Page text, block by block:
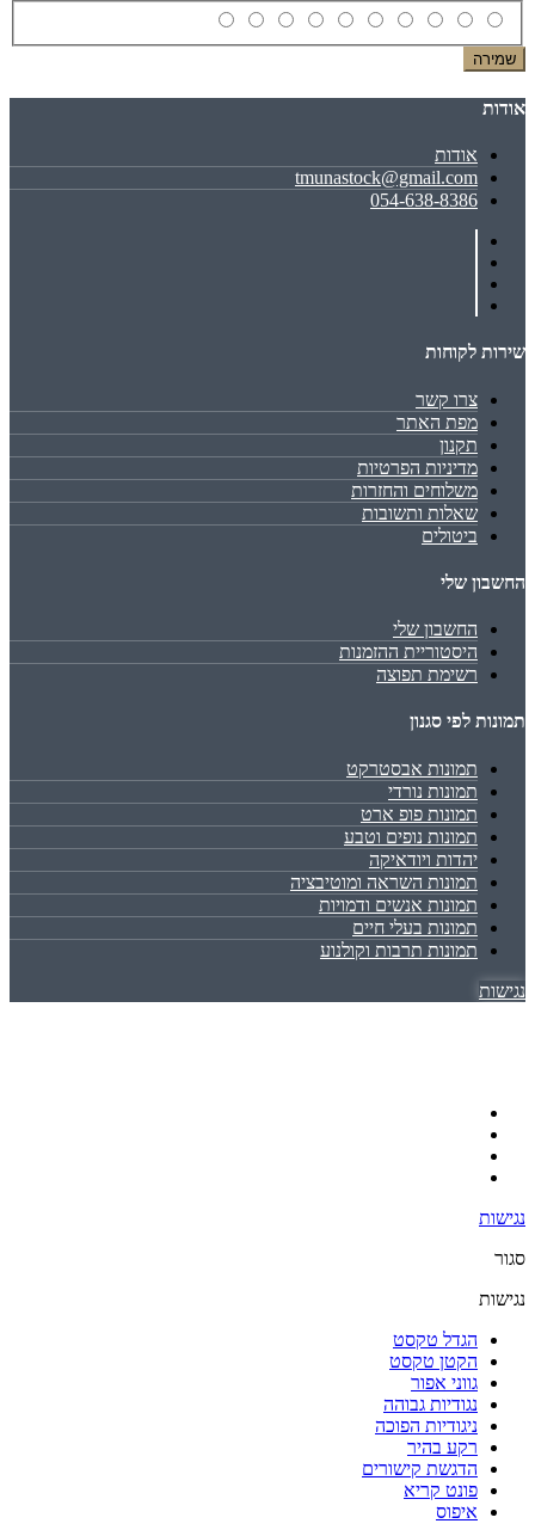
שמירה
אודות
אודות
tmunastock@gmail.com
054-638-8386
שירות לקוחות
צרו קשר
מפת האתר
תקנון
מדיניות הפרטיות
משלוחים והחזרות
שאלות ותשובות
ביטולים
החשבון שלי
החשבון שלי
היסטוריית ההזמנות
רשימת תפוצה
תמונות לפי סגנון
תמונות אבסטרקט
תמונות נורדי
תמונות פופ ארט
תמונות נופים וטבע
יהדות ויודאיקה
תמונות השראה ומוטיבציה
תמונות אנשים ודמויות
תמונות בעלי חיים
תמונות תרבות וקולנוע
נגישות
נגישות
סגור
נגישות
הגדל טקסט
הקטן טקסט
גווני אפור
נגודיות גבוהה
ניגודיות הפוכה
רקע בהיר
הדגשת קישורים
פונט קריא
איפוס